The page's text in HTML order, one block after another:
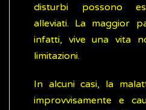
disturbi possono
alleviati. La maggior
infatti, vive una vita
limitazioni.
In alcuni casi, la
improvvisamente e